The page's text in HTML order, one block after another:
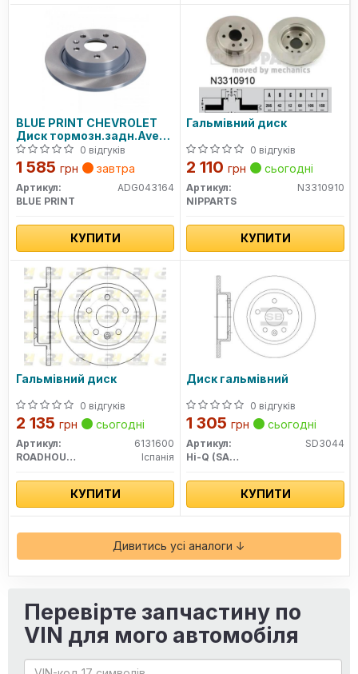
BLUE PRINT CHEVROLET
Диск тормозн.задн.Aveo
11-,Cruze 09-,Opel Astra J
0 відгуків
1 585 грн завтра
Артикул:
ADG043164
BLUE PRINT
КУПИТИ
Гальмівний диск
0 відгуків
2 110 грн сьогодні
Артикул:
N3310910
NIPPARTS
КУПИТИ
Гальмівний диск
0 відгуків
2 135 грн сьогодні
Артикул:
6131600
ROADHOUSE
Іспанія
КУПИТИ
Диск гальмівний
0 відгуків
1 305 грн сьогодні
Артикул:
SD3044
Hi-Q (SANGSIN)
КУПИТИ
Дивитись усі аналоги ↓
Перевірте запчастину по
VIN для мого автомобіля